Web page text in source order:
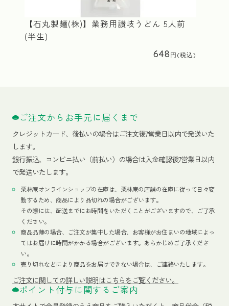
【石丸製麺(株)】業務用讃岐うどん 5人前
(半生)
648
ご注文からお手元に届くまで
クレジットカード、 後払いの場合はご注文後7営業日以内で発送いた
します。
銀行振込、コンビニ払い（前払い）の場合は入金確認後7営業日以内
で発送いたします。
栗林庵オンラインショップの在庫は、栗林庵の店舗の在庫に従って日々変
動するため、商品により品切れの場合がございます。
その際には、配送までにお時間をいただくことがございますので、ご了承
ください。
商品品薄の場合、ご注文が集中した場合、お客様がお住まいの地域によっ
てはお届けに時間がかかる場合がございます。あらかじめご了承くださ
い。
売り切れなどにより商品をお届けできない場合は、ご連絡いたします。
ご注文に関しての詳しい説明はこちらをご覧ください。
ポイント付与に関するご案内